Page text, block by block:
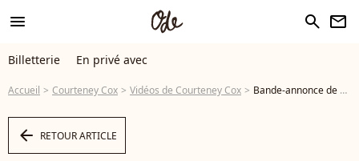
menu search newsletter
Billetterie En privé avec
Accueil Courteney Cox Vidéos de Courteney Cox Bande-annonce de Mothers & Daughters. - Vidéo
arrow_left RETOUR ARTICLE